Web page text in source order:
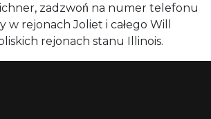
zadzwoń na numer telefonu
rejonach Joliet i całego Will
rejonach stanu Illinois.